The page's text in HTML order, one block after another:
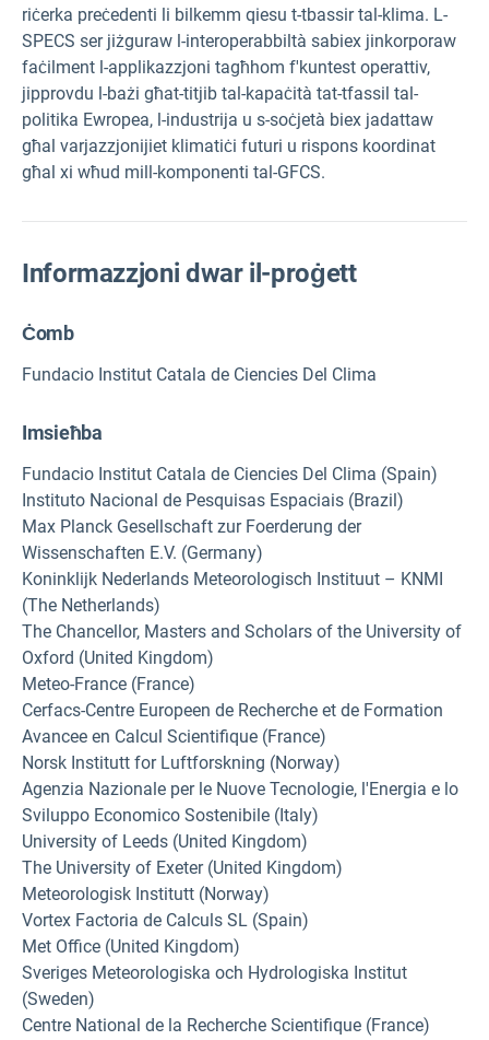
riċerka preċedenti li bilkemm qiesu t-tbassir tal-klima. L-
SPECS ser jiżguraw l-interoperabbiltà sabiex jinkorporaw
faċilment l-applikazzjoni tagħhom f'kuntest operattiv,
jipprovdu l-bażi għat-titjib tal-kapaċità tat-tfassil tal-
politika Ewropea, l-industrija u s-soċjetà biex jadattaw
għal varjazzjonijiet klimatiċi futuri u rispons koordinat
għal xi wħud mill-komponenti tal-GFCS.
Informazzjoni dwar il-proġett
Ċomb
Fundacio Institut Catala de Ciencies Del Clima
Imsieħba
Fundacio Institut Catala de Ciencies Del Clima (Spain)
Instituto Nacional de Pesquisas Espaciais (Brazil)
Max Planck Gesellschaft zur Foerderung der
Wissenschaften E.V. (Germany)
Koninklijk Nederlands Meteorologisch Instituut – KNMI
(The Netherlands)
The Chancellor, Masters and Scholars of the University of
Oxford (United Kingdom)
Meteo-France (France)
Cerfacs-Centre Europeen de Recherche et de Formation
Avancee en Calcul Scientifique (France)
Norsk Institutt for Luftforskning (Norway)
Agenzia Nazionale per le Nuove Tecnologie, l'Energia e lo
Sviluppo Economico Sostenibile (Italy)
University of Leeds (United Kingdom)
The University of Exeter (United Kingdom)
Meteorologisk Institutt (Norway)
Vortex Factoria de Calculs SL (Spain)
Met Office (United Kingdom)
Sveriges Meteorologiska och Hydrologiska Institut
(Sweden)
Centre National de la Recherche Scientifique (France)